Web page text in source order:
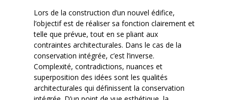
Lors de la construction d’un nouvel édifice,
l’objectif est de réaliser sa fonction clairement et
telle que prévue, tout en se pliant aux
contraintes architecturales. Dans le cas de la
conservation intégrée, c’est l’inverse.
Complexité, contradictions, nuances et
superposition des idées sont les qualités
architecturales qui définissent la conservation